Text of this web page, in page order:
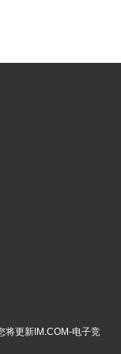
将更新IM.COM-电子竞